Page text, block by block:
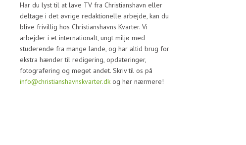
Har du lyst til at lave TV fra Christianshavn eller
deltage i det øvrige redaktionelle arbejde, kan du
blive frivillig hos Christianshavns Kvarter. Vi
arbejder i et internationalt, ungt miljø med
studerende fra mange lande, og har altid brug for
ekstra hænder til redigering, opdateringer,
fotografering og meget andet. Skriv til os på
info@christianshavnskvarter.dkog hør nærmere!